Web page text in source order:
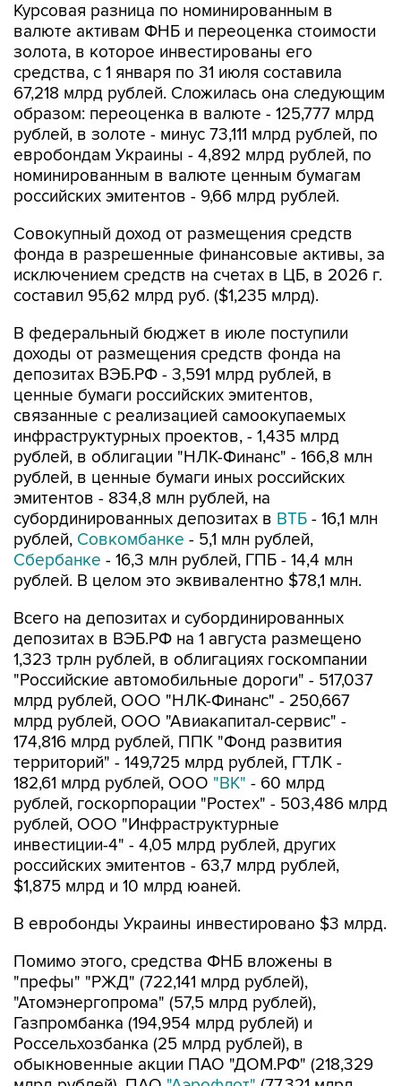
Курсовая разница по номинированным в
валюте активам ФНБ и переоценка стоимости
золота, в которое инвестированы его
средства, с 1 января по 31 июля составила
67,218 млрд рублей. Сложилась она следующим
образом: переоценка в валюте - 125,777 млрд
рублей, в золоте - минус 73,111 млрд рублей, по
евробондам Украины - 4,892 млрд рублей, по
номинированным в валюте ценным бумагам
российских эмитентов - 9,66 млрд рублей.
Совокупный доход от размещения средств
фонда в разрешенные финансовые активы, за
исключением средств на счетах в ЦБ, в 2026 г.
составил 95,62 млрд руб. ($1,235 млрд).
В федеральный бюджет в июле поступили
доходы от размещения средств фонда на
депозитах ВЭБ.РФ - 3,591 млрд рублей, в
ценные бумаги российских эмитентов,
связанные с реализацией самоокупаемых
инфраструктурных проектов, - 1,435 млрд
рублей, в облигации "НЛК-Финанс" - 166,8 млн
рублей, в ценные бумаги иных российских
эмитентов - 834,8 млн рублей, на
субординированных депозитах в ВТБ - 16,1 млн
рублей, Совкомбанке - 5,1 млн рублей,
Сбербанке - 16,3 млн рублей, ГПБ - 14,4 млн
рублей. В целом это эквивалентно $78,1 млн.
Всего на депозитах и субординированных
депозитах в ВЭБ.РФ на 1 августа размещено
1,323 трлн рублей, в облигациях госкомпании
"Российские автомобильные дороги" - 517,037
млрд рублей, ООО "НЛК-Финанс" - 250,667
млрд рублей, ООО "Авиакапитал-сервис" -
174,816 млрд рублей, ППК "Фонд развития
территорий" - 149,725 млрд рублей, ГТЛК -
182,61 млрд рублей, ООО "ВК" - 60 млрд
рублей, госкорпорации "Ростех" - 503,486 млрд
рублей, ООО "Инфраструктурные
инвестиции-4" - 4,05 млрд рублей, других
российских эмитентов - 63,7 млрд рублей,
$1,875 млрд и 10 млрд юаней.
В евробонды Украины инвестировано $3 млрд.
Помимо этого, средства ФНБ вложены в
"префы" "РЖД" (722,141 млрд рублей),
"Атомэнергопрома" (57,5 млрд рублей),
Газпромбанка (194,954 млрд рублей) и
Россельхозбанка (25 млрд рублей), в
обыкновенные акции ПАО "ДОМ.РФ" (218,329